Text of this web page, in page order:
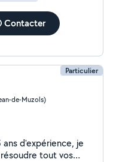
Contacter
Particulier
de-Muzols)
d'expérience, je
tout vos